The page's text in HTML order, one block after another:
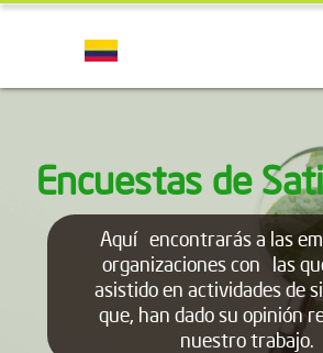
Encuestas de
Aquí encontrarás a las
organizaciones con las
asistido en actividades de
que, han dado su opinión
nuestro trabajo.